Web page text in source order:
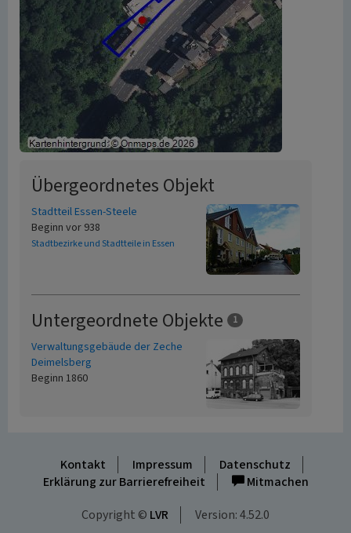
Übergeordnetes Objekt
Stadtteil Essen-Steele
Beginn vor 938
Stadtbezirke und Stadtteile in Essen
Untergeordnete Objekte 1
Verwaltungsgebäude der Zeche
Deimelsberg
Beginn 1860
Kontakt Impressum
Datenschutz
Erklärung zur Barrierefreiheit
Mitmachen
Copyright © LVR Version: 4.52.0